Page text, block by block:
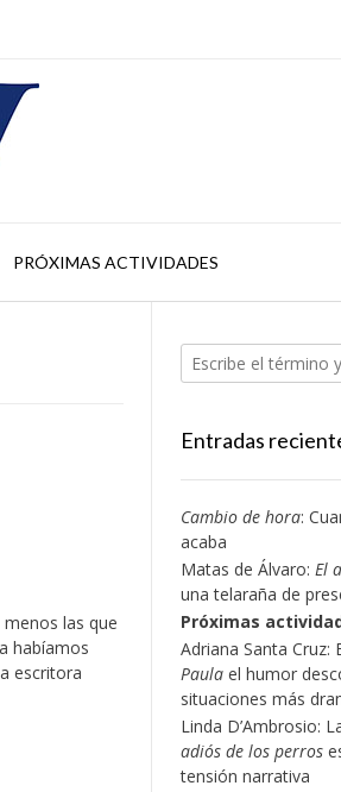
PRÓXIMAS ACTIVIDADES
las que
habíamos
escritora
Entradas
Cambio de hora:
acaba
Matas de Álvaro: El
una telaraña de
Próximas
Adriana Santa Cruz:
Paulael humor
situaciones más
Linda D’Ambrosio:
adiós de los perros
tensión narrativa